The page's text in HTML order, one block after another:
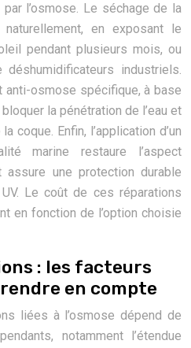
l’osmose. Le séchage de la
en exposant le
pendant plusieurs mois, ou
déshumidificateurs industriels.
anti-osmose spécifique, à base
la pénétration de l’eau et
coque. Enfin, l’application d’un
marine restaure l’aspect
une protection durable
Le coût de ces réparations
en fonction de l’option choisie
: les facteurs
en compte
liées à l’osmose dépend de
notamment l’étendue